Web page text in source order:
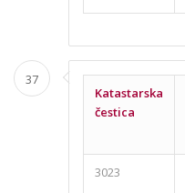
37
Katastarska
čestica
3023